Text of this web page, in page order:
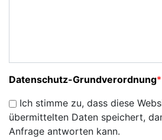
Datenschutz-Grundverordnung*
Ich stimme zu, dass diese
übermittelten Daten speichert,
Anfrage antworten kann.